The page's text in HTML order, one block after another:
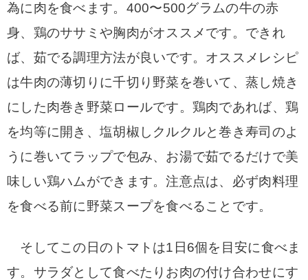
為に肉を食べます。 400〜500グラムの牛の赤
身、鶏のササミや胸肉がオススメです。 できれ
ば、茹でる調理方法が良いです。 オススメレシピ
は牛肉の薄切りに千切り野菜を巻いて、蒸し焼き
にした肉巻き野菜ロールです。 鶏肉であれば、鶏
を均等に開き、塩胡椒しクルクルと巻き寿司のよ
うに巻いてラップで包み、お湯で茹でるだけで美
味しい鶏ハムができます。注意点は、必ず肉料理
を食べる前に野菜スープを食べることです。
そしてこの日のトマトは1日6個を目安に食べま
す。 サラダとして食べたりお肉の付け合わせにす